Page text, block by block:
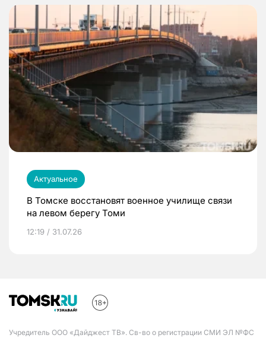
Актуальное
В Томске восстановят военное училище связи
на левом берегу Томи
12:19 / 31.07.26
Учредитель ООО «Дайджест ТВ». Св-во о регистрации СМИ ЭЛ №ФС